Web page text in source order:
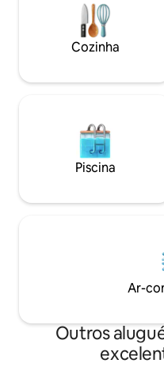
e um espaço aberto
dormir dois adultos adicionais. A
casa é considerada uma
das Ilhas Faroé. Nosso objetivo é
qualidade garantida para
Cozinha
Piscina
Ar-
Outros